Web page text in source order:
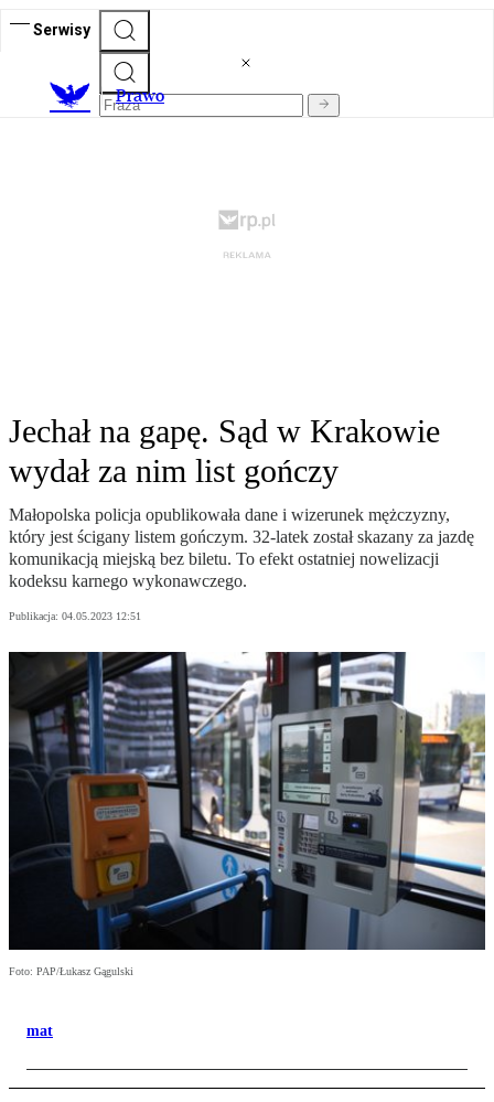
Serwisy
Prawo
Jechał na gapę. Sąd w Krakowie
wydał za nim list gończy
Małopolska policja opublikowała dane i wizerunek mężczyzny,
który jest ścigany listem gończym. 32-latek został skazany za jazdę
komunikacją miejską bez biletu. To efekt ostatniej nowelizacji
kodeksu karnego wykonawczego.
Publikacja: 04.05.2023 12:51
Foto: PAP/Łukasz Gągulski
mat